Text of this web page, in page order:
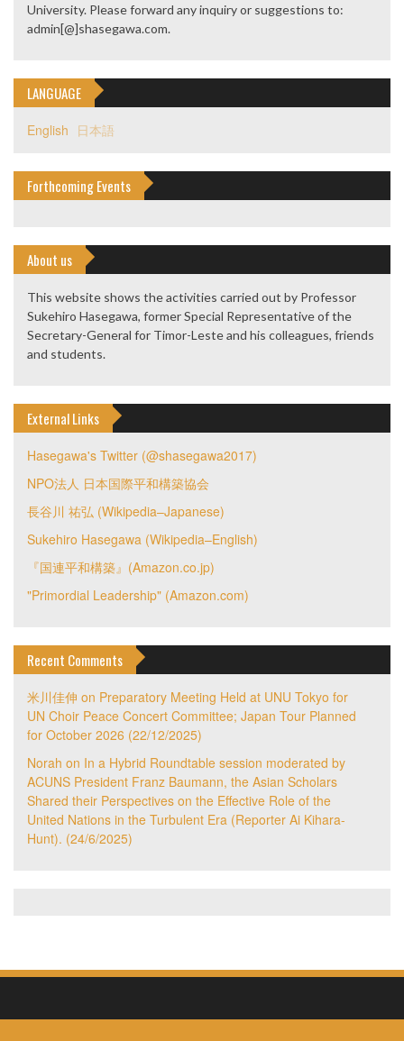
University. Please forward any inquiry or suggestions to:
admin[@]shasegawa.com.
LANGUAGE
English 日本語
Forthcoming Events
About us
This website shows the activities carried out by Professor
Sukehiro Hasegawa, former Special Representative of the
Secretary-General for Timor-Leste and his colleagues, friends
and students.
External Links
Hasegawa's Twitter (@shasegawa2017)
NPO法人 日本国際平和構築協会
長谷川 祐弘 (Wikipedia–Japanese)
Sukehiro Hasegawa (Wikipedia–English)
『国連平和構築』(Amazon.co.jp)
"Primordial Leadership" (Amazon.com)
Recent Comments
米川佳伸 on Preparatory Meeting Held at UNU Tokyo for
UN Choir Peace Concert Committee; Japan Tour Planned
for October 2026 (22/12/2025)
Norah on In a Hybrid Roundtable session moderated by
ACUNS President Franz Baumann, the Asian Scholars
Shared their Perspectives on the Effective Role of the
United Nations in the Turbulent Era (Reporter Ai Kihara-
Hunt). (24/6/2025)